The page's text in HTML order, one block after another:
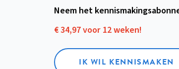
Neem het
€ 34,97 voor 12 weken!
IK WIL KENNISMAKEN